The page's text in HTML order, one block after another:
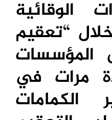
الوقائية
“تعقيم
المؤسسات
مرات في
الكمامات